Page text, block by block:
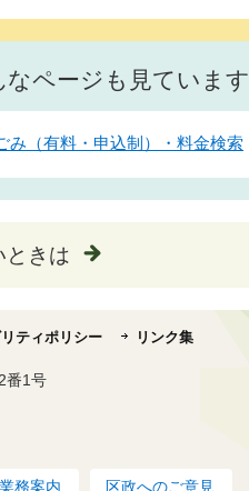
ページも見ています
み（有料・申込制）・料金検索
ときは
ティポリシー リンク集
番1号
務案内 区政へのご意見